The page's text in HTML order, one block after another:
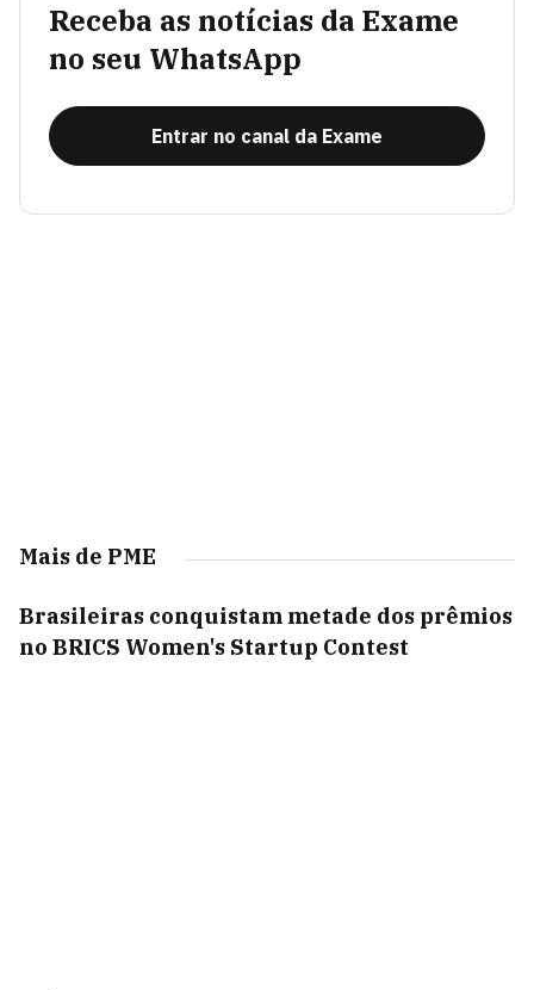
Receba as notícias da Exame
no seu WhatsApp
Entrar no canal da Exame
Mais de PME
Brasileiras conquistam metade dos prêmios
no BRICS Women's Startup Contest